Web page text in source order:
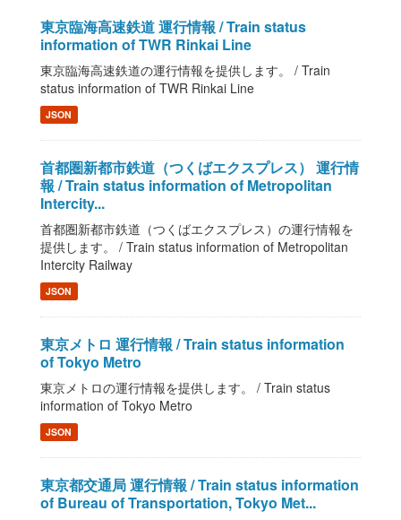
東京臨海高速鉄道 運行情報 / Train status
information of TWR Rinkai Line
東京臨海高速鉄道の運行情報を提供します。 / Train
status information of TWR Rinkai Line
JSON
首都圏新都市鉄道（つくばエクスプレス） 運行情
報 / Train status information of Metropolitan
Intercity...
首都圏新都市鉄道（つくばエクスプレス）の運行情報を
提供します。 / Train status information of Metropolitan
Intercity Railway
JSON
東京メトロ 運行情報 / Train status information
of Tokyo Metro
東京メトロの運行情報を提供します。 / Train status
information of Tokyo Metro
JSON
東京都交通局 運行情報 / Train status information
of Bureau of Transportation, Tokyo Met...